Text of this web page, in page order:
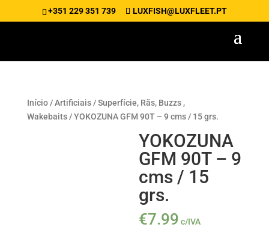
+351 229 351 739 LUXFISH@LUXFLEET.PT
Início/Artificiais/Superfície, Rãs, Buzzs ,
Wakebaits/ YOKOZUNA GFM 90T – 9 cms / 15 grs.
YOKOZUNA
GFM 90T – 9
cms / 15
grs.
€7.99 c/IVA